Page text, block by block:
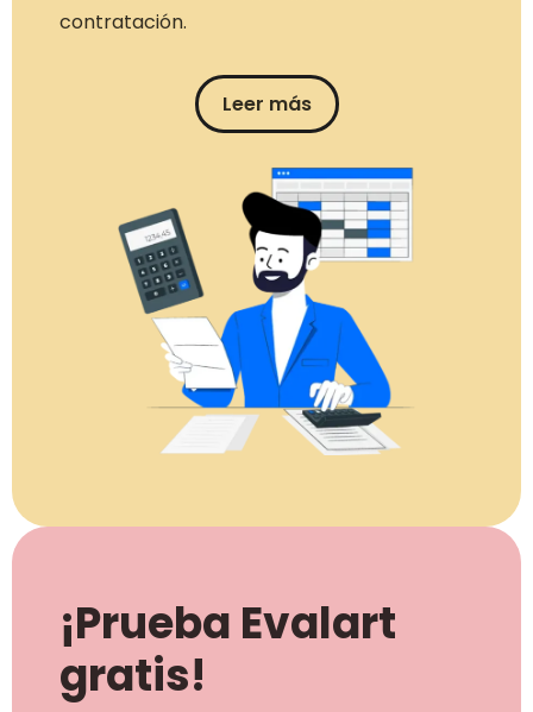
contratación.
Leer más
¡Prueba Evalart
gratis!